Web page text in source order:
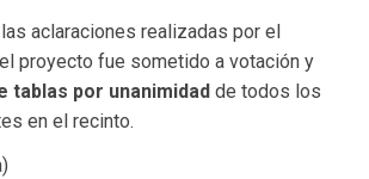
aclaraciones realizadas por el
proyecto fue sometido a votación y
tablas por unanimidad de todos los
en el recinto.